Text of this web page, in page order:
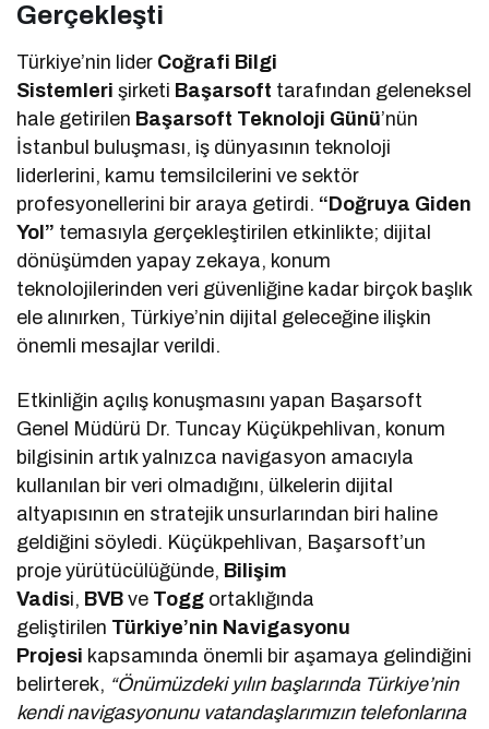
Gerçekleşti
Türkiye’nin lider Coğrafi Bilgi
Sistemlerişirketi Başarsoft tarafından geleneksel
hale getirilen Başarsoft Teknoloji Günü’nün
İstanbul buluşması, iş dünyasının teknoloji
liderlerini, kamu temsilcilerini ve sektör
profesyonellerini bir araya getirdi. “Doğruya Giden
Yol” temasıyla gerçekleştirilen etkinlikte; dijital
dönüşümden yapay zekaya, konum
teknolojilerinden veri güvenliğine kadar birçok başlık
ele alınırken, Türkiye’nin dijital geleceğine ilişkin
önemli mesajlar verildi.
Etkinliğin açılış konuşmasını yapan Başarsoft
Genel Müdürü Dr. Tuncay Küçükpehlivan, konum
bilgisinin artık yalnızca navigasyon amacıyla
kullanılan bir veri olmadığını, ülkelerin dijital
altyapısının en stratejik unsurlarından biri haline
geldiğini söyledi. Küçükpehlivan, Başarsoft’un
proje yürütücülüğünde, Bilişim
Vadisi, BVB ve Togg ortaklığında
geliştirilen Türkiye’nin Navigasyonu
Projesi kapsamında önemli bir aşamaya gelindiğini
belirterek, “Önümüzdeki yılın başlarında Türkiye’nin
kendi navigasyonunu vatandaşlarımızın telefonlarına